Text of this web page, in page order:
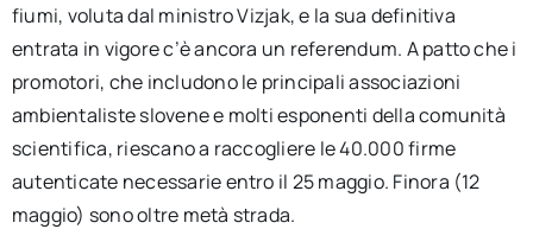
fiumi, voluta dal ministro Vizjak, e la sua definitiva
entrata in vigore c’è ancora un referendum. A patto che i
promotori, che includono le principali associazioni
ambientaliste slovene e molti esponenti della comunità
scientifica, riescano a raccogliere le 40.000 firme
autenticate necessarie entro il 25 maggio. Finora (12
maggio) sono oltre metà strada.